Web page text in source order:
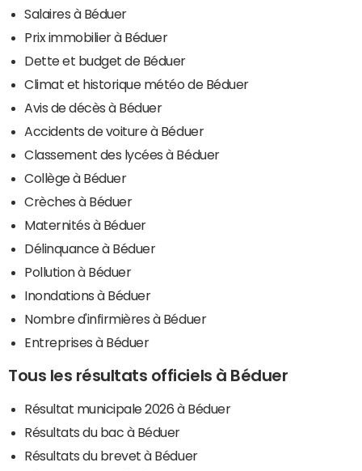
Salaires à Béduer
Prix immobilier à Béduer
Dette et budget de Béduer
Climat et historique météo de Béduer
Avis de décès à Béduer
Accidents de voiture à Béduer
Classement des lycées à Béduer
Collège à Béduer
Crèches à Béduer
Maternités à Béduer
Délinquance à Béduer
Pollution à Béduer
Inondations à Béduer
Nombre d'infirmières à Béduer
Entreprises à Béduer
Tous les résultats officiels à Béduer
Résultat municipale 2026 à Béduer
Résultats du bac à Béduer
Résultats du brevet à Béduer